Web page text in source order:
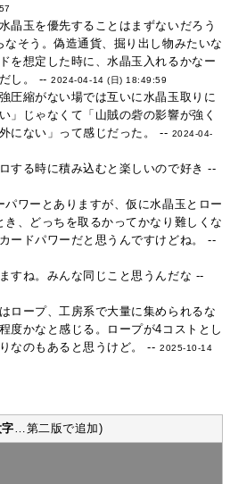
晶玉を優先することはまずないだろう
そう。偽造通貨、掘り出し物みたいな
を想定した時に、水晶玉入れるかなー
し。 --2024-04-14 (日) 18:49:59
圧縮がない場では互いに水晶玉取りに
」じゃなくて「山賊の砦の影響が強く
にない」って感じだった。 -- 2024-04-
する時に積み込むと楽しいので好き --
ワーとありますが、仮に水晶玉とロー
き、どっちを取るかってかなり難しくな
ードパワーだと思うんですけどね。 --
すね。みんな同じこと思うんだな --
ロープ、工房系で大量に集められるな
度かなと感じる。ロープが4コストとし
なのもあると思うけど。 --2025-10-14
…第二版で追加)